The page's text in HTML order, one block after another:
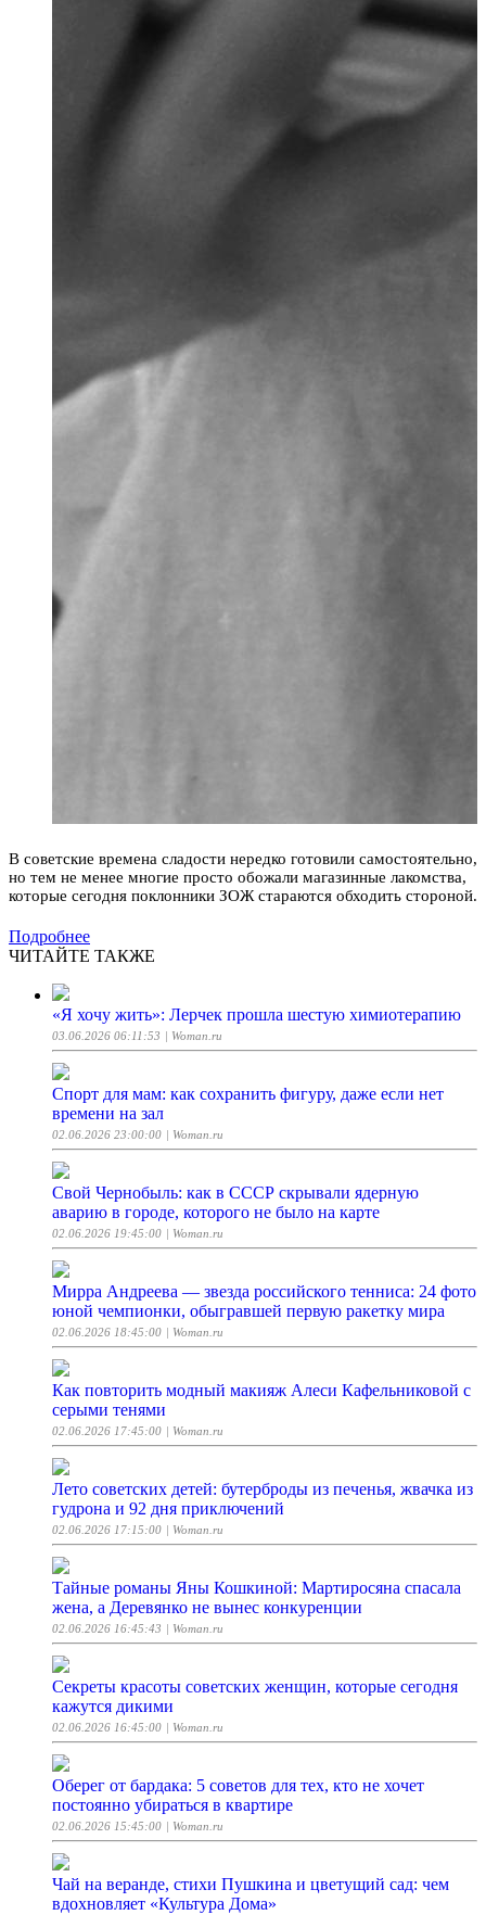
В советские времена сладости нередко готовили самостоятельно,
но тем не менее многие просто обожали магазинные лакомства,
которые сегодня поклонники ЗОЖ стараются обходить стороной.
Подробнее
ЧИТАЙТЕ ТАКЖЕ
«Я хочу жить»: Лерчек прошла шестую химиотерапию
03.06.2026 06:11:53 | Woman.ru
Спорт для мам: как сохранить фигуру, даже если нет
времени на зал
02.06.2026 23:00:00 | Woman.ru
Свой Чернобыль: как в СССР скрывали ядерную
аварию в городе, которого не было на карте
02.06.2026 19:45:00 | Woman.ru
Мирра Андреева — звезда российского тенниса: 24 фото
юной чемпионки, обыгравшей первую ракетку мира
02.06.2026 18:45:00 | Woman.ru
Как повторить модный макияж Алеси Кафельниковой с
серыми тенями
02.06.2026 17:45:00 | Woman.ru
Лето советских детей: бутерброды из печенья, жвачка из
гудрона и 92 дня приключений
02.06.2026 17:15:00 | Woman.ru
Тайные романы Яны Кошкиной: Мартиросяна спасала
жена, а Деревянко не вынес конкуренции
02.06.2026 16:45:43 | Woman.ru
Секреты красоты советских женщин, которые сегодня
кажутся дикими
02.06.2026 16:45:00 | Woman.ru
Оберег от бардака: 5 советов для тех, кто не хочет
постоянно убираться в квартире
02.06.2026 15:45:00 | Woman.ru
Чай на веранде, стихи Пушкина и цветущий сад: чем
вдохновляет «Культура Дома»